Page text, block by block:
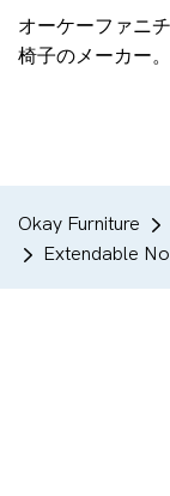
オーケーファニ
椅子のメーカー。
Okay Furniture
Extendable